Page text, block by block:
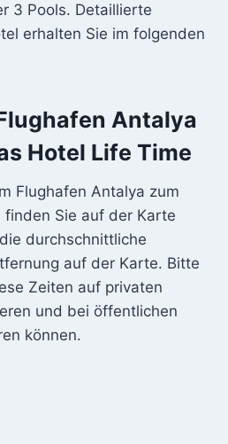
3 Pools. Detaillierte
erhalten Sie im folgenden
Antalya
Hotel Life Time
Flughafen Antalya zum
finden Sie auf der Karte
durchschnittliche
auf der Karte. Bitte
Zeiten auf privaten
und bei öffentlichen
können.